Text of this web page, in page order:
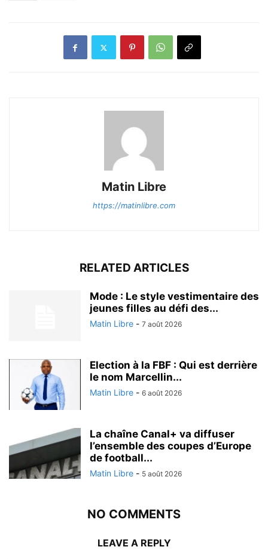
Matin Libre
https://matinlibre.com
RELATED ARTICLES
Mode : Le style vestimentaire des
jeunes filles au défi des...
Matin Libre - 7 août 2026
Election à la FBF : Qui est derrière
le nom Marcellin...
Matin Libre - 6 août 2026
La chaîne Canal+ va diffuser
l’ensemble des coupes d’Europe
de football...
Matin Libre - 5 août 2026
NO COMMENTS
LEAVE A REPLY